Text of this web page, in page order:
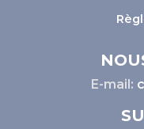
E-mail: